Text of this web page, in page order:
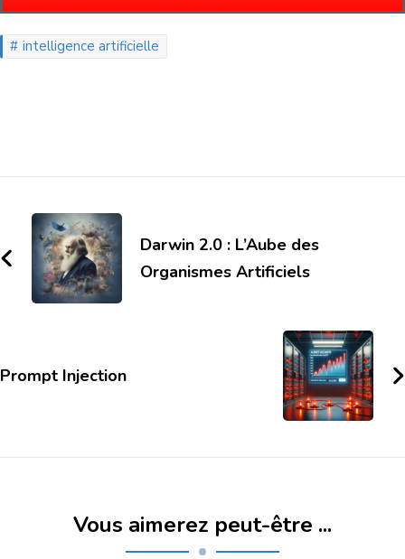
intelligence artificielle
Darwin 2.0 : L’Aube des
Organismes Artificiels
Prompt Injection
Vous aimerez peut-être ...